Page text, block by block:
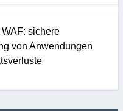
sichere
von Anwendungen